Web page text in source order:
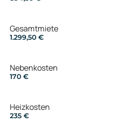
Gesamtmiete
1.299,50 €
Nebenkosten
170 €
Heizkosten
235 €